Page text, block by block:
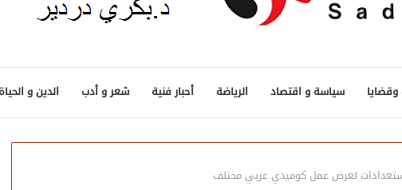
سياسة و اقتصاد الرياضة أحبار فنية شعر و أدب الدين و الحياة
لعرض عمل كوميدي عربي مختلف